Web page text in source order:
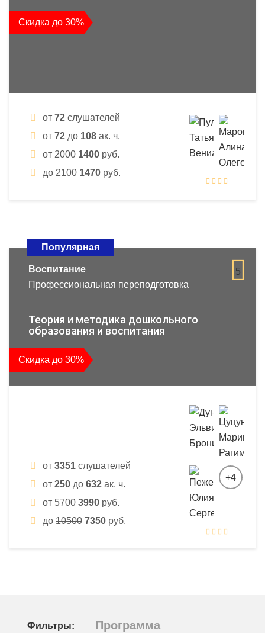
Скидка до 30%
от 72 слушателей
от 72 до 108 ак. ч.
от 2000 1400 руб.
до 2100 1470 руб.
Популярная
5
Воспитание
Профессиональная переподготовка
Теория и методика дошкольного
образования и воспитания
Скидка до 30%
от 3351 слушателей
от 250 до 632 ак. ч.
от 5700 3990 руб.
до 10500 7350 руб.
+4
Фильтры:
Программа